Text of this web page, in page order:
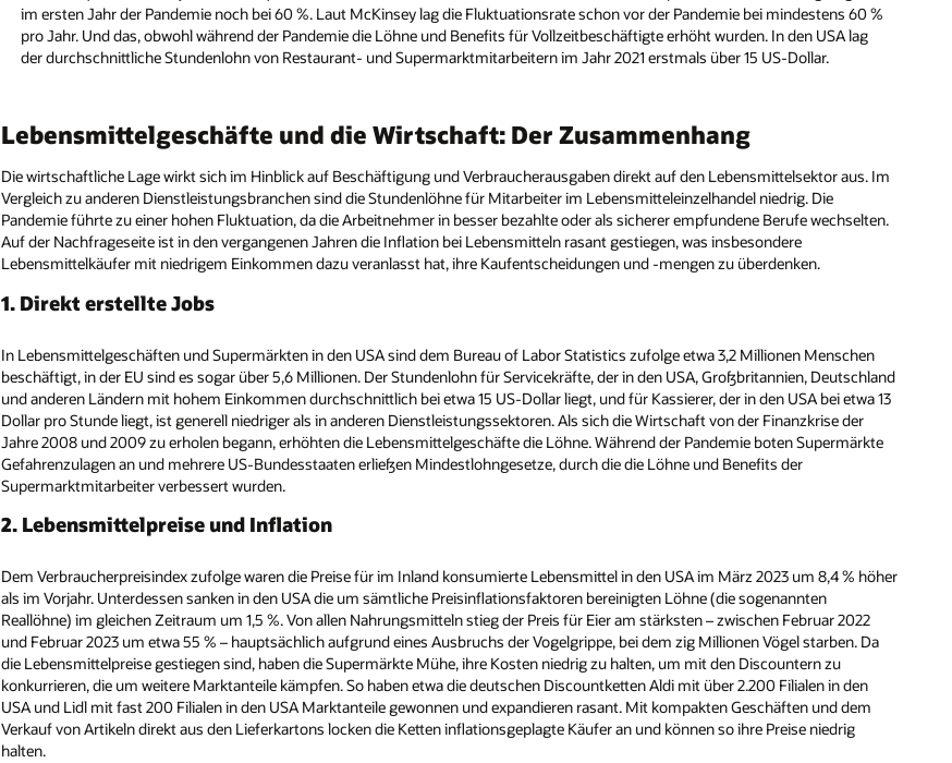
im ersten Jahr der Pandemie noch bei 60 %. Laut McKinsey lag die Fluktuationsrate schon vor der Pandemie bei mindestens 60 %
pro Jahr. Und das, obwohl während der Pandemie die Löhne und Benefits für Vollzeitbeschäftigte erhöht wurden. In den USA lag
der durchschnittliche Stundenlohn von Restaurant- und Supermarktmitarbeitern im Jahr 2021 erstmals über 15 US-Dollar.
Lebensmittelgeschäfte und die Wirtschaft: Der Zusammenhang
Die wirtschaftliche Lage wirkt sich im Hinblick auf Beschäftigung und Verbraucherausgaben direkt auf den Lebensmittelsektor aus. Im
Vergleich zu anderen Dienstleistungsbranchen sind die Stundenlöhne für Mitarbeiter im Lebensmitteleinzelhandel niedrig. Die
Pandemie führte zu einer hohen Fluktuation, da die Arbeitnehmer in besser bezahlte oder als sicherer empfundene Berufe wechselten.
Auf der Nachfrageseite ist in den vergangenen Jahren die Inflation bei Lebensmitteln rasant gestiegen, was insbesondere
Lebensmittelkäufer mit niedrigem Einkommen dazu veranlasst hat, ihre Kaufentscheidungen und -mengen zu überdenken.
1. Direkt erstellte Jobs
In Lebensmittelgeschäften und Supermärkten in den USA sind dem Bureau of Labor Statistics zufolge etwa 3,2 Millionen Menschen
beschäftigt, in der EU sind es sogar über 5,6 Millionen. Der Stundenlohn für Servicekräfte, der in den USA, Großbritannien, Deutschland
und anderen Ländern mit hohem Einkommen durchschnittlich bei etwa 15 US-Dollar liegt, und für Kassierer, der in den USA bei etwa 13
Dollar pro Stunde liegt, ist generell niedriger als in anderen Dienstleistungssektoren. Als sich die Wirtschaft von der Finanzkrise der
Jahre 2008 und 2009 zu erholen begann, erhöhten die Lebensmittelgeschäfte die Löhne. Während der Pandemie boten Supermärkte
Gefahrenzulagen an und mehrere US-Bundesstaaten erließen Mindestlohngesetze, durch die die Löhne und Benefits der
Supermarktmitarbeiter verbessert wurden.
2. Lebensmittelpreise und Inflation
Dem Verbraucherpreisindex zufolge waren die Preise für im Inland konsumierte Lebensmittel in den USA im März 2023 um 8,4 % höher
als im Vorjahr. Unterdessen sanken in den USA die um sämtliche Preisinflationsfaktoren bereinigten Löhne (die sogenannten
Reallöhne) im gleichen Zeitraum um 1,5 %. Von allen Nahrungsmitteln stieg der Preis für Eier am stärksten – zwischen Februar 2022
und Februar 2023 um etwa 55 % – hauptsächlich aufgrund eines Ausbruchs der Vogelgrippe, bei dem zig Millionen Vögel starben. Da
die Lebensmittelpreise gestiegen sind, haben die Supermärkte Mühe, ihre Kosten niedrig zu halten, um mit den Discountern zu
konkurrieren, die um weitere Marktanteile kämpfen. So haben etwa die deutschen Discountketten Aldi mit über 2.200 Filialen in den
USA und Lidl mit fast 200 Filialen in den USA Marktanteile gewonnen und expandieren rasant. Mit kompakten Geschäften und dem
Verkauf von Artikeln direkt aus den Lieferkartons locken die Ketten inflationsgeplagte Käufer an und können so ihre Preise niedrig
halten.